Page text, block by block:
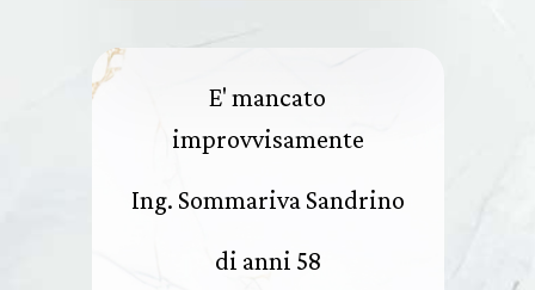
E' mancato
improvvisamente
Ing. Sommariva Sandrino
di anni 58